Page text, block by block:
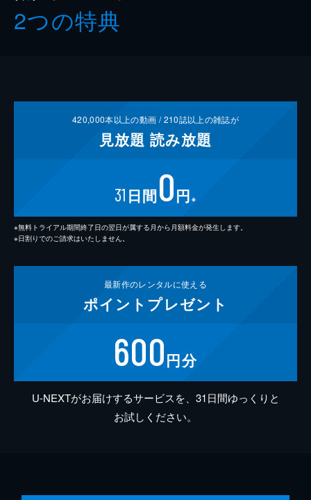
2つの特典
420,000本以上の動画 /210誌以上の雑誌が
見放題 読み放題
31 日間0円 ※
※無料トライアル期間終了日の翌日が属する月から月額料金が発生します。
※日割りでのご請求はいたしません。
最新作のレンタルに使える
ポイント プレゼント
600円分
U-NEXTがお届けするサービスを、31日間ゆっくりと
お試しください。